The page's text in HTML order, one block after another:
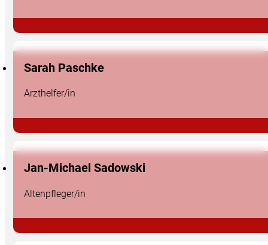
Sarah Paschke
Arzthelfer/in
Jan-Michael Sadowski
Altenpfleger/in